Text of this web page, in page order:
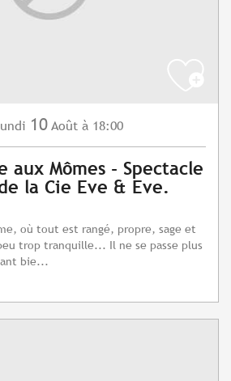
10 Août à 18:00
aux Mômes - Spectacle
la Cie Eve & Eve.
où tout est rangé, propre, sage et
trop tranquille... Il ne se passe plus
bie...